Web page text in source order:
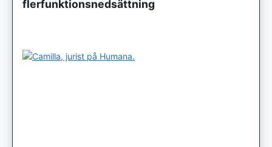
flerfunktionsnedsättning